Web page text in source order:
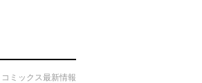
コミックス最新情報